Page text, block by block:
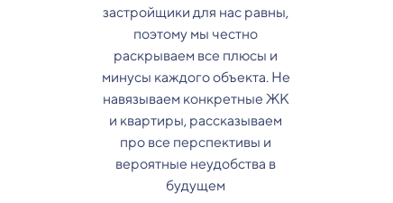
застройщики для нас равны,
поэтому мы честно
раскрываем все плюсы и
минусы каждого объекта. Не
навязываем конкретные ЖК
и квартиры, рассказываем
про все перспективы и
вероятные неудобства в
будущем